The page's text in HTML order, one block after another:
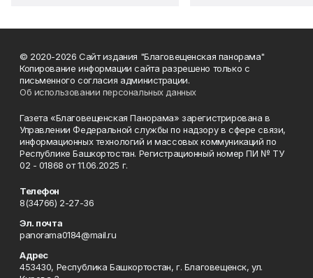
© 2020-2026 Сайт издания "Благовещенская панорама"
Копирование информации сайта разрешено только с
письменного согласия администрации.
Об использовании персональных данных
Газета «Благовещенская Панорама» зарегистрирована в
Управлении Федеральной службы по надзору в сфере связи,
информационных технологий и массовых коммуникаций по
Республике Башкортостан. Регистрационный номер ПИ № ТУ
02 - 01868 от 11.06.2025 г.
Телефон
8(34766) 2-27-36
Эл. почта
panorama0184@mail.ru
Адрес
453430, Республика Башкортостан, г. Благовещенск, ул.